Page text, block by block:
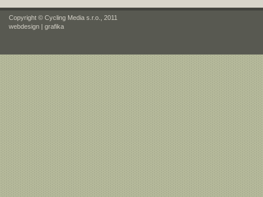
Copyright © Cycling Media s.r.o., 2011
webdesign | grafika